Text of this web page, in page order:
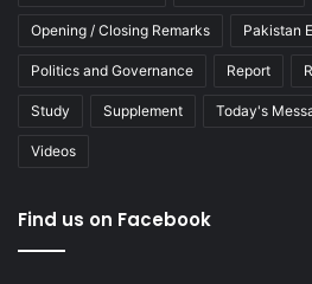
Opening / Closing Remarks Pakistan
Politics and Governance Report
Study Supplement Today's
Videos
Find us on Facebook